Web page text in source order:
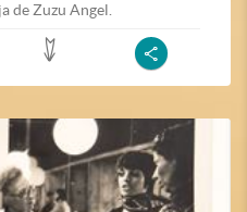
de Zuzu Angel.